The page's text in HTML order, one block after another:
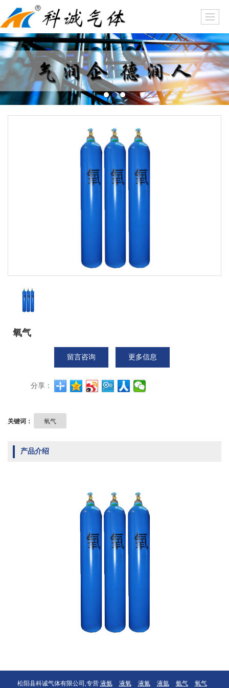
氧气
留言咨询 更多信息
分享：
关键词： 氧气
产品介绍
松阳县科诚气体有限公司,专营 液氨 液氧 液氮 液氩 氨气 氧气